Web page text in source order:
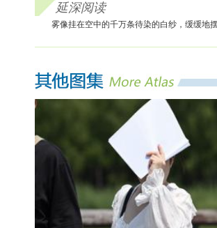
延深阅读
雾像挂在空中的千万条待染的白纱，缓缓地